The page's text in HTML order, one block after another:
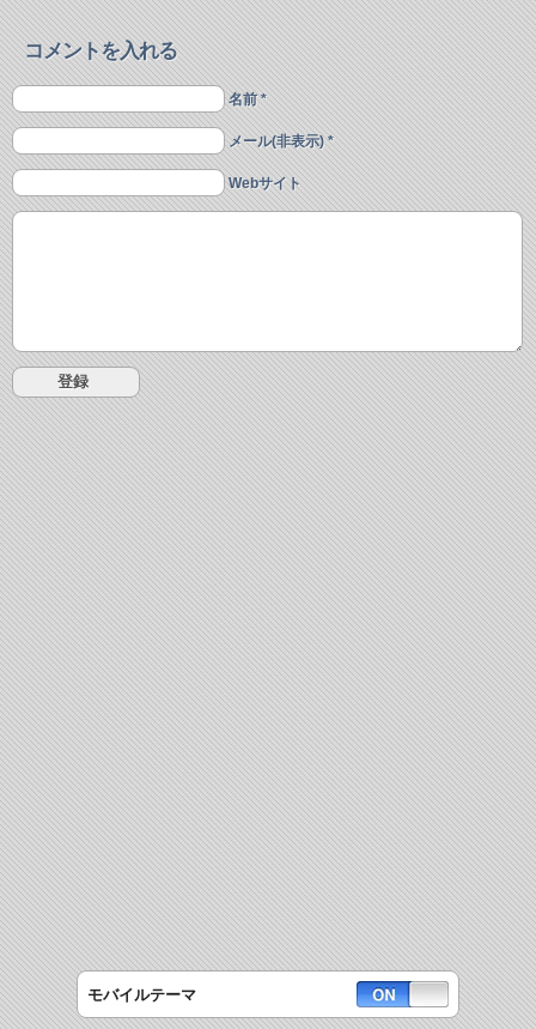
コメントを入れる
名前 *
メール(非表示) *
Webサイト
モバイルテーマ